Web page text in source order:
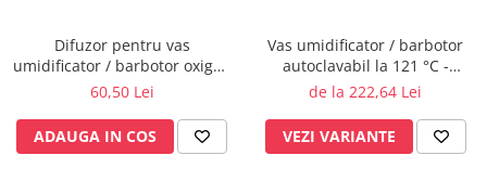
Conectori gaze medicinale
Componente statii gaze
Panouri control si alarmare
Console ATI si UPU
Dispozitive si sisteme de prindere /
Difuzor pentru vas
umidificator / barbotor oxigen
- set x 10 buc.
60,50 Lei
ADAUGA IN COS
Vas umidificator / barbotor
autoclavabil la 121 °C -
MediWet - GCE
de la 222,64 Lei
VEZI VARIANTE